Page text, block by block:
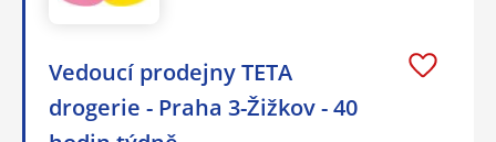
Vedoucí prodejny TETA
drogerie - Praha 3-Žižkov - 40